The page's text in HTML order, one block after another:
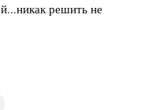
решить не